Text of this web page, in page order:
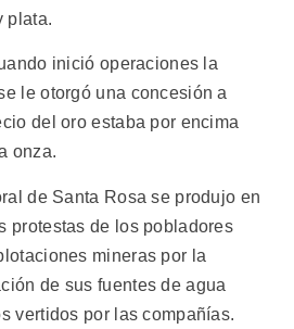
plata.
inició operaciones la
le otorgó una concesión a
del oro estaba por encima
onza.
de Santa Rosa se produjo en
protestas de los pobladores
mineras por la
de sus fuentes de agua
vertidos por las compañías.